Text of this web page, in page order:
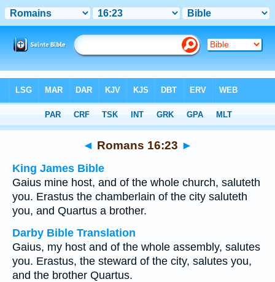
> Romans 16:23
◄ Romans 16:23 ►
King James Bible
Gaius mine host, and of the whole church, saluteth
you. Erastus the chamberlain of the city saluteth
you, and Quartus a brother.
Darby Bible Translation
Gaius, my host and of the whole assembly, salutes
you. Erastus, the steward of the city, salutes you,
and the brother Quartus.